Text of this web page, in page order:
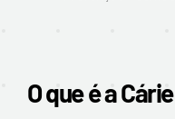
O que é a